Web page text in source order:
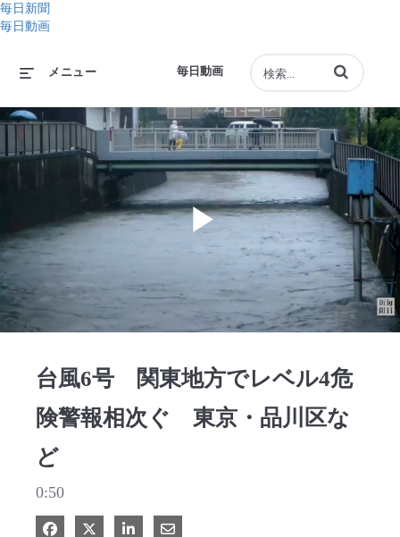
毎日新聞
毎日動画
毎日動画
メニュー 動画の検索語句
Play
台風6号 関東地方でレベル4危
険警報相次ぐ 東京・品川区な
ど
0:50
Facebook で共有
Xで共有する
LinkedIn で共有
電子メールで共有